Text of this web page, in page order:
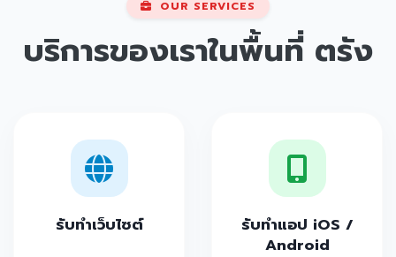
OUR SERVICES
บริการของเราในพื้นที่ ตรัง
รับทำเว็บไซต์
รับทำแอป iOS /
Android